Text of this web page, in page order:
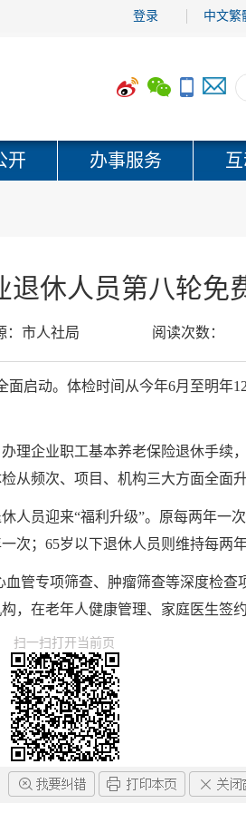
登录 中文繁
开 办事服务
退休人员第八轮免
市人社局 阅读次数：
启动。体检时间从今年6月至明年
理企业职工基本养老保险退休手续
从频次、项目、机构三大方面全面升
人员迎来“福利升级”。原每两年一
次；65岁以下退休人员则维持每两
管专项筛查、肿瘤筛查等深度检
，在老年人健康管理、家庭医生签
扫一扫打开当前页